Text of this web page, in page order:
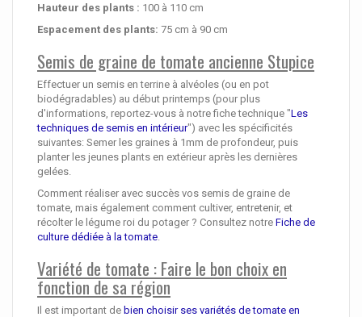
Hauteur des plants : 100 à 110 cm
Espacement des plants: 75 cm à 90 cm
Semis de graine de tomate ancienne Stupice
Effectuer un semis en terrine à alvéoles (ou en pot
biodégradables) au début printemps (pour plus
d'informations, reportez-vous à notre fiche technique "Les
techniques de semis en intérieur") avec les spécificités
suivantes: Semer les graines à 1mm de profondeur, puis
planter les jeunes plants en extérieur après les dernières
gelées.
Comment réaliser avec succès vos semis de graine de
tomate, mais également comment cultiver, entretenir, et
récolter le légume roi du potager ? Consultez notre Fiche de
culture dédiée à la tomate
Variété de tomate : Faire le bon choix en
fonction de sa région
Il est important de bien choisir ses variétés de tomate en